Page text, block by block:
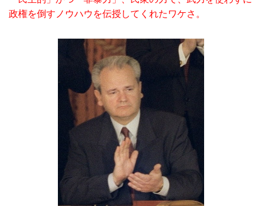
政権を倒すノウハウを伝授してくれたワケさ。